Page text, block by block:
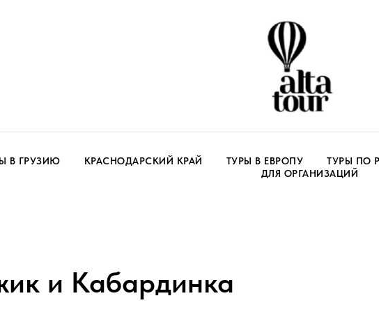
В ГРУЗИЮ КРАСНОДАРСКИЙ КРАЙ ТУРЫ В ЕВРОПУ ТУРЫ ПО
ДЛЯ ОРГАНИЗАЦИЙ
и Кабардинка